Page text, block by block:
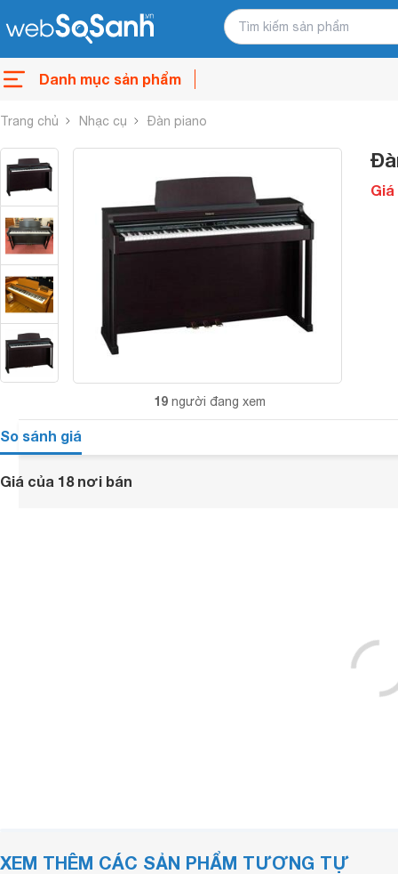
Danh mục sản phẩm
Trang chủ Nhạc cụ Đàn piano
19 người đang xem
Giá
So sánh giá
Giá của 18 nơi bán
XEM THÊM CÁC SẢN PHẨM TƯƠNG TỰ